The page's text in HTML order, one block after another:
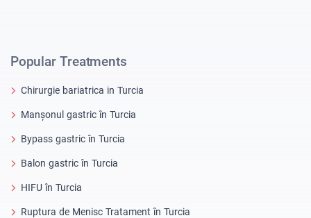
Popular Treatments
Chirurgie bariatrica in Turcia
Manșonul gastric în Turcia
Bypass gastric în Turcia
Balon gastric în Turcia
HIFU în Turcia
Ruptura de Menisc Tratament în Turcia